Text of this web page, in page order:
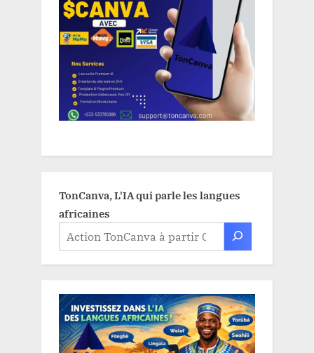
TonCanva, L'IA qui parle les langues
africaines